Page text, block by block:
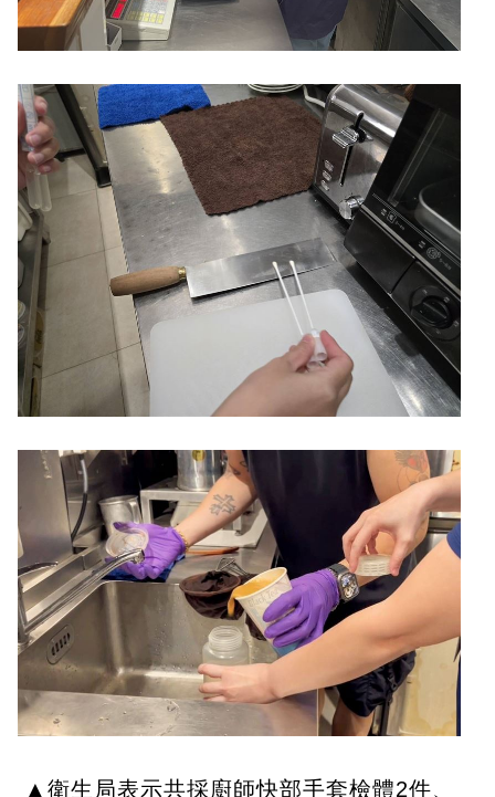
▲衛生局表示共採廚師快部手套檢體2件、